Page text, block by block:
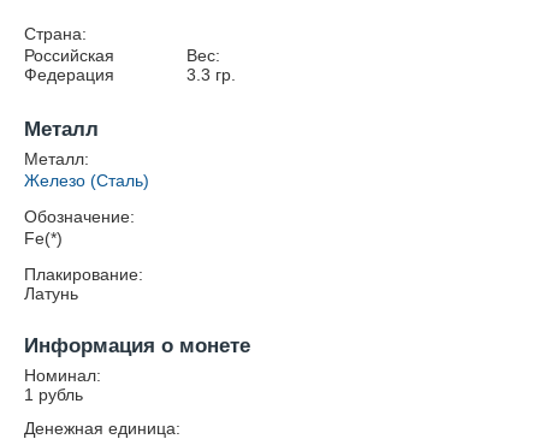
Страна:
Российская
Федерация
Вес:
3.3 гр.
Металл
Металл:
Железо (Сталь)
Обозначение:
Fe(*)
Плакирование:
Латунь
Информация о монете
Номинал:
1 рубль
Денежная единица: